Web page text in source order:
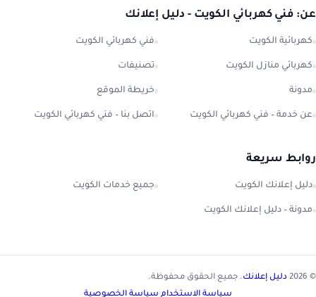
عن: فني كهربائي الكويت - دليل إعلانك
كهربائية الكويت فني كهربائي الكويت
كهربائي منازل الكويت تصنيفات
مدونة خريطة الموقع
عن خدمة – فني كهربائي الكويت اتصل بنا – فني كهربائي الكويت
روابط سريعة
دليل إعلانك الكويت جميع خدمات الكويت
مدونة – دليل إعلانك الكويت
© 2026 دليل إعلانك. جميع الحقوق محفوظة.
سياسة الاستخدام سياسة الخصوصية